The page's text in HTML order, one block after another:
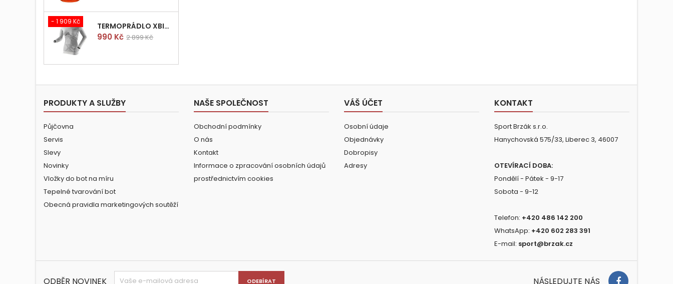
- 1 909 Kč TERMOPRÁDLO XBIONIC RADIACTOR WOMAN SHIRT LONGS L/XL
Cena
990 Kč Běžná
2 899 Kč
PRODUKTY A SLUŽBY
Půjčovna
Servis
Slevy
Novinky
Vložky do bot na míru
Tepelné tvarování bot
Obecná pravidla marketingových soutěží
NAŠE SPOLEČNOST
Obchodní podmínky
O nás
Kontakt
Informace o zpracování osobních údajů
prostřednictvím cookies
VÁŠ ÚČET
Osobní údaje
Objednávky
Dobropisy
Adresy
KONTAKT
Sport Brzák s.r.o.
Hanychovská 575/33, Liberec 3, 46007
OTEVÍRACÍ DOBA:
Pondělí - Pátek - 9-17
Sobota - 9-12
Telefon: +420 486 142 200
WhatsApp: +420 602 283 391
E-mail: sport@brzak.cz
ODBĚR NOVINEK NÁSLEDUJTE NÁS